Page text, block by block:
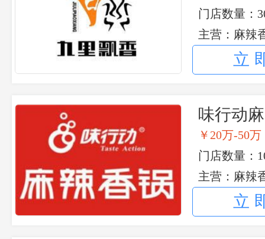
门店数量：
主营：麻辣
立
味行动
￥20万-50万
门店数量：
主营：麻辣
立